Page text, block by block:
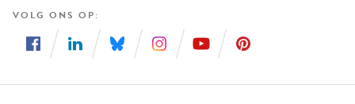
VOLG ONS OP
ons
ons
ons
ons
ons
ons